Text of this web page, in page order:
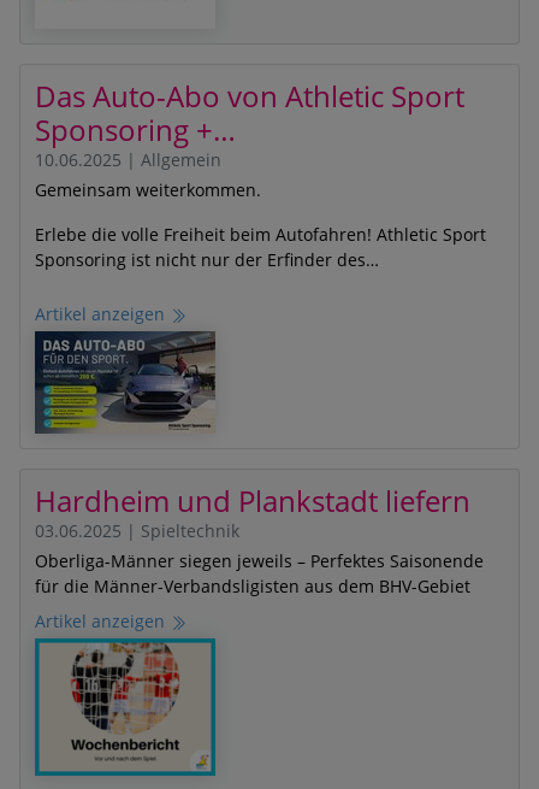
Das Auto-Abo von Athletic Sport
Sponsoring +…
10.06.2025 | Allgemein
Gemeinsam weiterkommen.
Erlebe die volle Freiheit beim Autofahren! Athletic Sport
Sponsoring ist nicht nur der Erfinder des…
Artikel anzeigen
Hardheim und Plankstadt liefern
03.06.2025 | Spieltechnik
Oberliga-Männer siegen jeweils – Perfektes Saisonende
für die Männer-Verbandsligisten aus dem BHV-Gebiet
Artikel anzeigen